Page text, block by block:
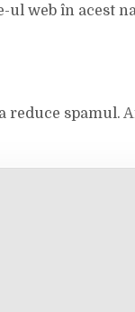
ul web în acest
reduce spamul.